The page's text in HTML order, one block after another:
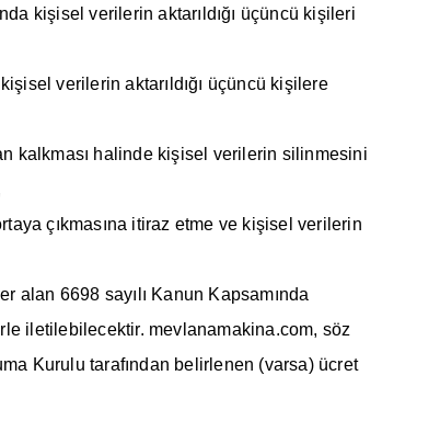
kişisel verilerin aktarıldığı üçüncü kişileri
verilerin aktarıldığı üçüncü kişilere
kalkması halinde kişisel verilerin silinmesini
çıkmasına itiraz etme ve kişisel verilerin
alan 6698 sayılı Kanun Kapsamında
iletilebilecektir. mevlanamakina.com, söz
Kurulu tarafından belirlenen (varsa) ücret